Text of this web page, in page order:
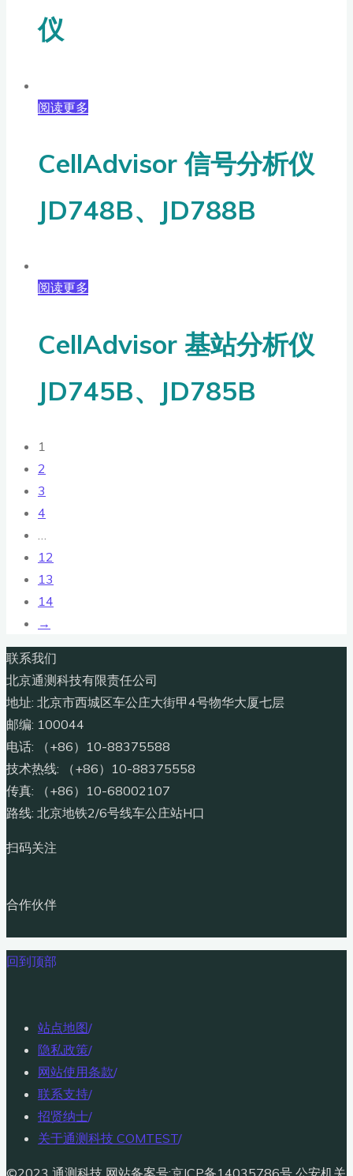
仪
阅读更多
CellAdvisor 信号分析仪
JD748B、JD788B
阅读更多
CellAdvisor 基站分析仪
JD745B、JD785B
1
2
3
4
…
12
13
14
→
联系我们
北京通测科技有限责任公司
地址: 北京市西城区车公庄大街甲4号物华大厦七层
邮编: 100044
电话: （+86）10-88375588
技术热线: （+86）10-88375558
传真: （+86）10-68002107
路线: 北京地铁2/6号线车公庄站H口
扫码关注
合作伙伴
回到顶部
站点地图/
隐私政策/
网站使用条款/
联系支持/
招贤纳士/
关于通测科技 COMTEST/